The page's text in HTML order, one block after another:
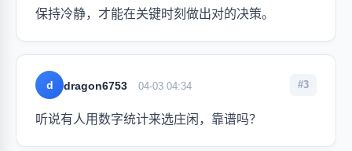
保持冷静，才能在关键时刻做出对的决策。
d dragon6753 04-03 04:34 #3
听说有人用数字统计来选庄闲，靠谱吗？